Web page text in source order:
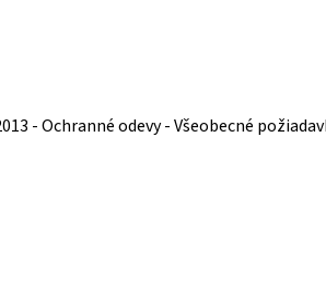
- Ochranné odevy - Všeobecné